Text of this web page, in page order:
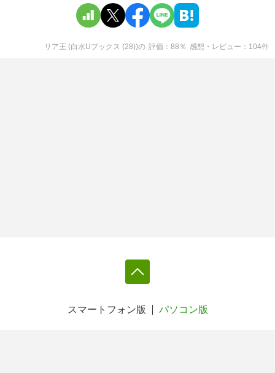
リア王 (白水Uブックス (28))の 評価 88 ％ 感想・レビュー 104件
スマートフォン版 パソコン版